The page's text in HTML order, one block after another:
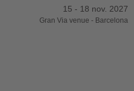
15 - 18 nov. 2027
Gran Via venue - Barcelona